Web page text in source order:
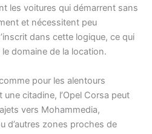
les voitures qui démarrent sans
et nécessitent peu
dans cette logique, ce qui
domaine de la location.
pour les alentours
citadine, l’Opel Corsa peut
vers Mohammedia,
d’autres zones proches de